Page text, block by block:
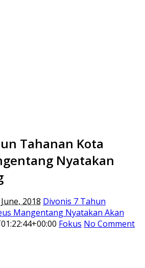
Tahanan Kota
Nyatakan
2018 Divonis 7 Tahun
Mangentang Nyatakan Akan
Fokus No Comment